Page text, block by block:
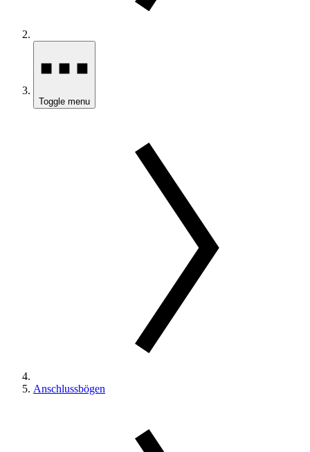
Toggle menu
Anschlussbögen